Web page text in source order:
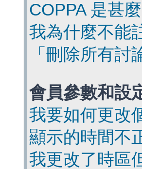
COPPA 是甚麼
我為什麼不能
「刪除所有
會員參數和設
我要如何更改
顯示的時間不
我更改了時區